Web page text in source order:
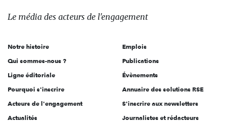
des
l'engagement
Le média des acteurs de l'engagement
Notre histoire
Qui sommes-nous ?
Ligne éditoriale
Pourquoi s'inscrire
Acteurs de l'engagement
Actualités
Emplois
Publications
Évènements
Annuaire des solutions RSE
S'inscrire aux newsletters
Journalistes et rédacteurs